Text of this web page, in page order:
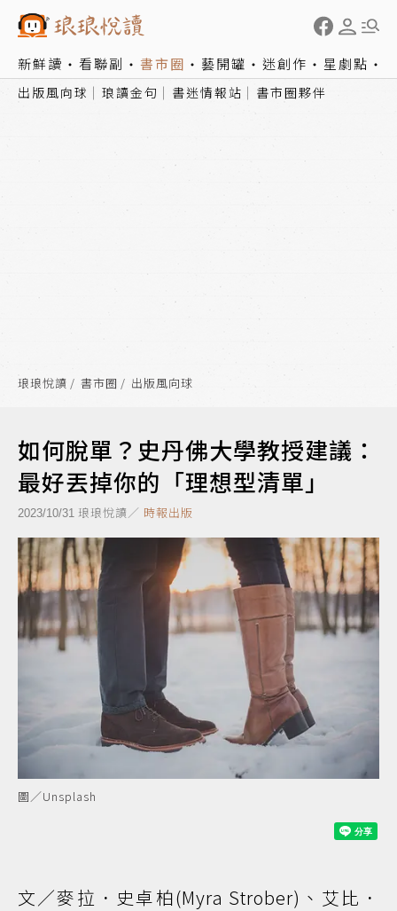
新鮮讀 看聯副 書市圈 藝開罐 迷創作 星劇點
出版風向球 琅讀金句 書迷情報站 書市圈夥伴
琅琅悅讀 書市圈 出版風向球
如何脫單？史丹佛大學教授建議：
最好丟掉你的「理想型清單」
2023/10/31 琅琅悅讀／ 時報出版
圖／Unsplash
文／麥拉．史卓柏(Myra Strober)、艾比．